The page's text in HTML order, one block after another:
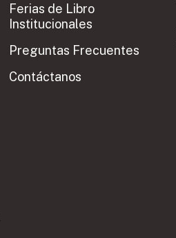
Ferias de Libro
Institucionales
Preguntas Frecuentes
Contáctanos